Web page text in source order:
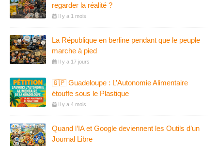
regarder la réalité ?
Il y a 1 mois
La République en berline pendant que le peuple
marche à pied
Il y a 17 jours
🇬🇵 Guadeloupe : L’Autonomie Alimentaire
étouffe sous le Plastique
Il y a 4 mois
Quand l’IA et Google deviennent les Outils d’un
Journal Libre